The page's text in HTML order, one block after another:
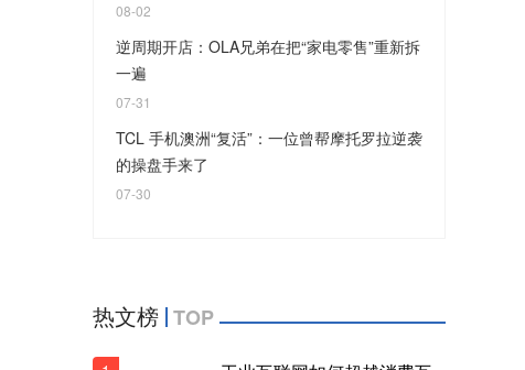
08-02
逆周期开店：OLA兄弟在把“家电零售”重新拆
一遍
07-31
TCL 手机澳洲“复活”：一位曾帮摩托罗拉逆袭
的操盘手来了
07-30
热文榜 TOP